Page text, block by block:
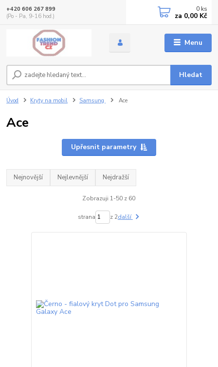
Menu
Hledat
+420 606 267 899
(Po - Pa, 9-16 hod.)
0 ks
za 0,00 Kč
Úvod Kryty na mobil Samsung Ace
Ace
Upřesnit parametry
Nejnovější Nejlevnější Nejdražší
Zobrazuji 1-50 z 60
strana z 2další